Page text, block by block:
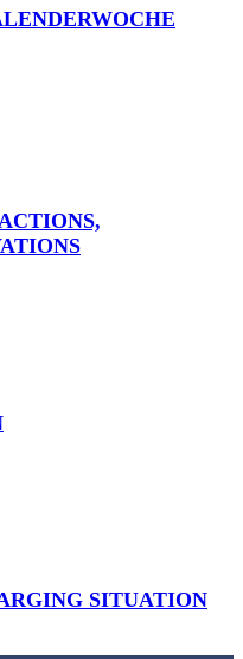
SITUATION